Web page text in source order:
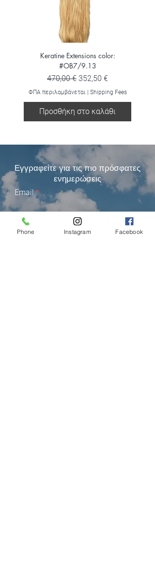
Keratine Extensions color:
#OB7/9.13
Κανονική τιμή
470,00 € Τιμή Έκπτωσης
352,50 €
ΦΠΑ περιλαμβάνεται| Shipping Fees
Προσθήκη στο καλάθι
Εγγραφείτε για τις πιο πρόσφατες
ενημερώσεις
Email
Εγγραφείτε
Phone Instagram Facebook